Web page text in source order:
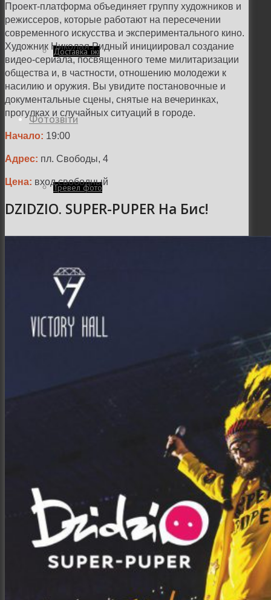
Доставка їжі
Фотозвіти
Тревел фото
Відео
Проект-платформа объединяет группу художников и
режиссеров, которые работают на пересечении
современного искусства и экспериментального кино.
Художник Николая Ридный инициировал создание
видео-сериала, посвященного теме милитаризации
общества и, в частности, отношению молодежи к
насилию и оружия. Вы увидите постановочные и
документальные сцены, снятые на вечеринках,
прогулках и случайных ситуаций в городе.
Начало: 19:00
Адрес: пл. Свободы, 4
Цена: вход свободный
DZIDZIO. SUPER-PUPER На Бис!